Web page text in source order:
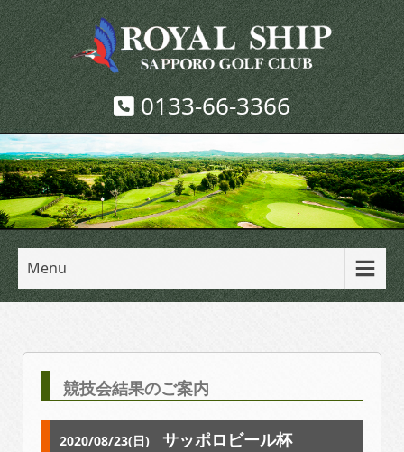
0133-66-3366
Menu
競技会結果のご案内
2020/08/23(日) サッポロビール杯